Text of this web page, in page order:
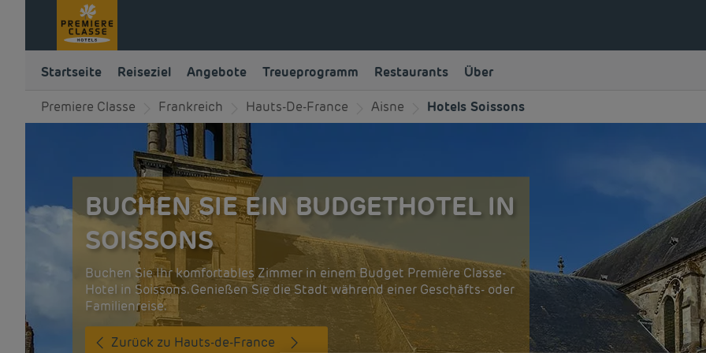
Startseite Reiseziel Angebote Treueprogramm Restaurants Über
Premiere Classe Frankreich Hauts-De-France Aisne Hotels Soissons
BUCHEN SIE EIN BUDGETHOTEL IN
SOISSONS
Buchen Sie Ihr komfortables Zimmer in einem Budget Première Classe-
Hotel in Soissons. Genießen Sie die Stadt während einer Geschäfts- oder
Familienreise.
Zurück zu Hauts-de-France